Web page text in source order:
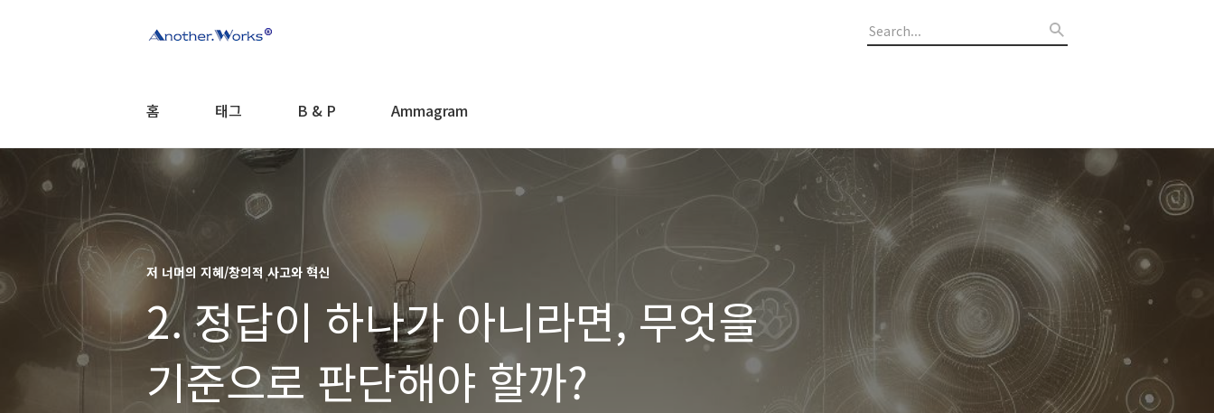
홈 태그 B & P Ammagram
저 너머의 지혜/창의적 사고와 혁신
2. 정답이 하나가 아니라면, 무엇을
기준으로 판단해야 할까?